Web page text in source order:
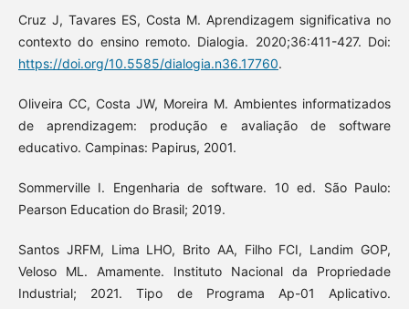
Cruz J, Tavares ES, Costa M. Aprendizagem significativa no
contexto do ensino remoto. Dialogia. 2020;36:411-427. Doi:
https://doi.org/10.5585/dialogia.n36.17760.
Oliveira CC, Costa JW, Moreira M. Ambientes informatizados
de aprendizagem: produção e avaliação de software
educativo. Campinas: Papirus, 2001.
Sommerville I. Engenharia de software. 10 ed. São Paulo:
Pearson Education do Brasil; 2019.
Santos JRFM, Lima LHO, Brito AA, Filho FCI, Landim GOP,
Veloso ML. Amamente. Instituto Nacional da Propriedade
Industrial; 2021. Tipo de Programa Ap-01 Aplicativo.